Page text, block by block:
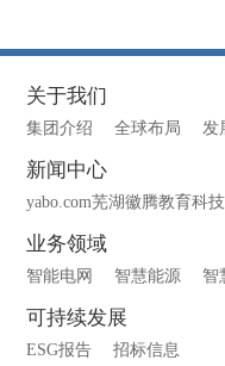
关于我们
集团介绍 全球布局 发
新闻中心
yabo.com芜湖徽腾教育科
业务领域
智能电网 智慧能源 智
可持续发展
ESG报告 招标信息